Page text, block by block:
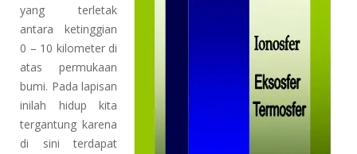
yang terletak
antara ketinggian
0 – 10 kilometer di
atas permukaan
bumi. Pada lapisan
inilah hidup kita
tergantung karena
di sini terdapat